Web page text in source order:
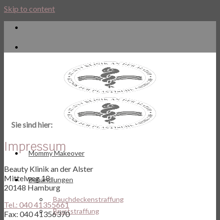
Skip to content
Mommy Makeover
Behandlungen
Bauchdeckenstraffung
Bruststraffung
Sie sind hier:
Impressum
Beauty Klinik an der Alster
Mittelweg 18
20148 Hamburg
Tel.: 040 41355661
Fax: 040 41356370